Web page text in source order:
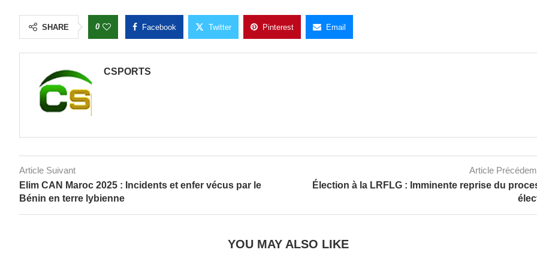
SHARE 0 Facebook Twitter Pinterest Email
CSPORTS
Article Suivant
Elim CAN Maroc 2025 : Incidents et enfer vécus par le
Bénin en terre lybienne
Article
Élection à la LRFLG : Imminente reprise du
YOU MAY ALSO LIKE